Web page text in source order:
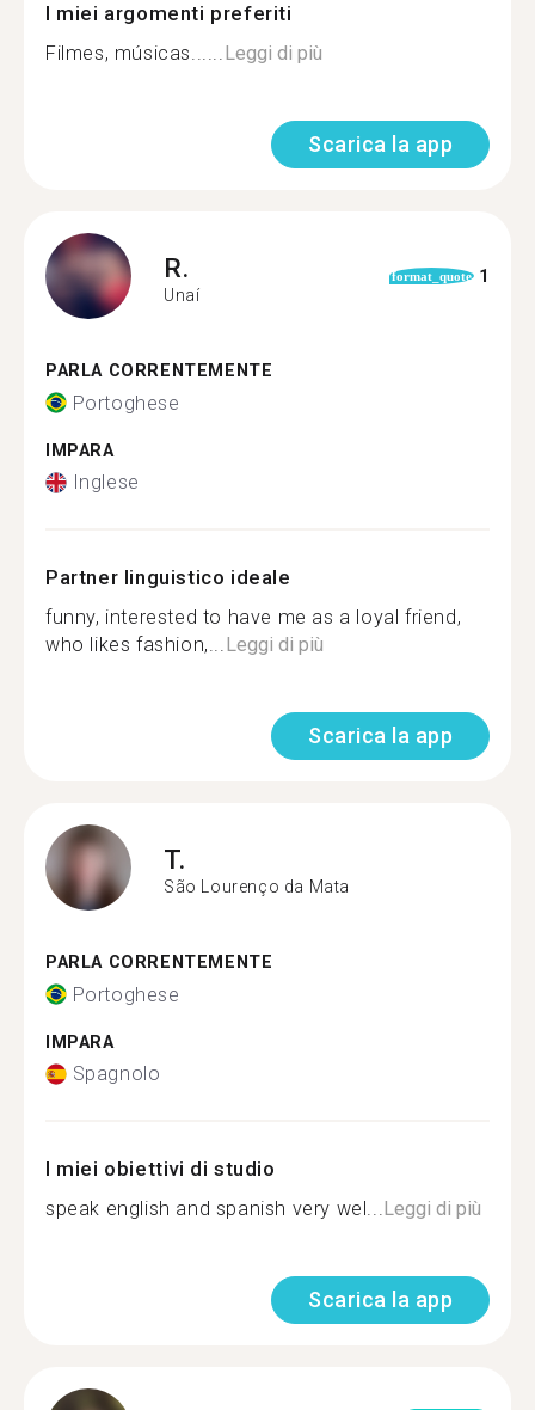
I miei argomenti preferiti
Filmes, músicas......Leggi di più
Scarica la app
R.
Unaí
format_quote 1
PARLA CORRENTEMENTE
Portoghese
IMPARA
Inglese
Partner linguistico ideale
funny, interested to have me as a loyal friend,
who likes fashion,...Leggi di più
Scarica la app
T.
São Lourenço da Mata
PARLA CORRENTEMENTE
Portoghese
IMPARA
Spagnolo
I miei obiettivi di studio
speak english and spanish very wel...Leggi di più
Scarica la app